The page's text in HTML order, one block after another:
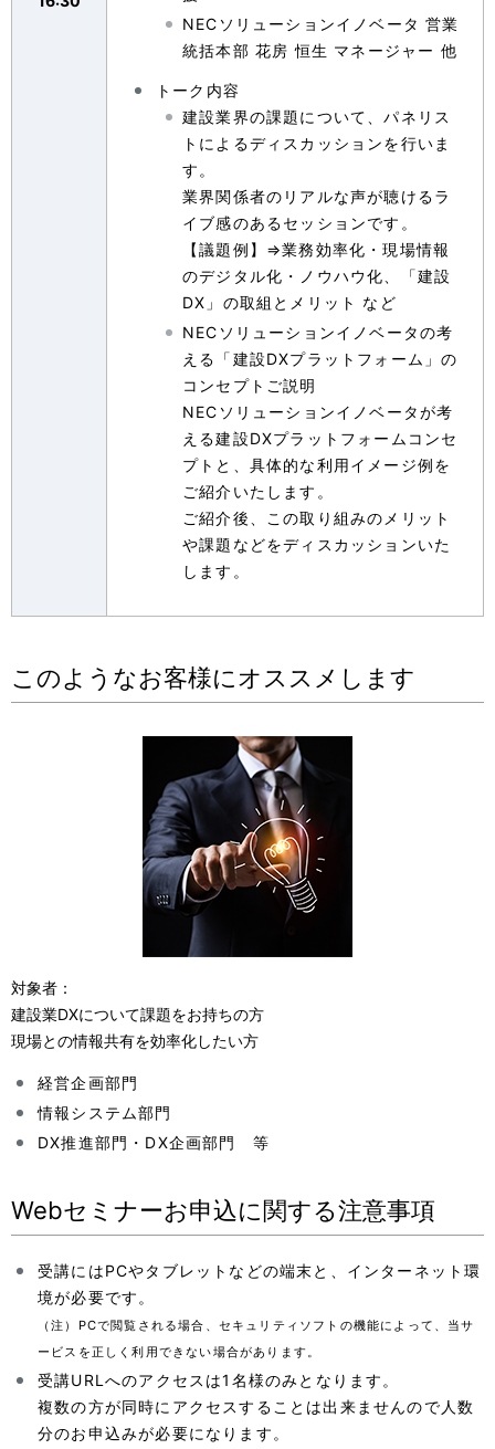
NECソリューションイノベータ 営業
統括本部 花房 恒生 マネージャー 他
トーク内容
建設業界の課題について、パネリス
トによるディスカッションを行いま
す。
業界関係者のリアルな声が聴けるラ
イブ感のあるセッションです。
【議題例】⇒業務効率化・現場情報
のデジタル化・ノウハウ化、「建設
DX」の取組とメリット など
NECソリューションイノベータの考
える「建設DXプラットフォーム」の
コンセプトご説明
NECソリューションイノベータが考
える建設DXプラットフォームコンセ
プトと、具体的な利用イメージ例を
ご紹介いたします。
ご紹介後、この取り組みのメリット
や課題などをディスカッションいた
します。
このようなお客様にオススメします
対象者：
建設業DXについて課題をお持ちの方
現場との情報共有を効率化したい方
経営企画部門
情報システム部門
DX推進部門・DX企画部門 等
Webセミナーお申込に関する注意事項
受講にはPCやタブレットなどの端末と、インターネット環
境が必要です。
（注）PCで閲覧される場合、セキュリティソフトの機能によって、当サ
ービスを正しく利用できない場合があります。
受講URLへのアクセスは1名様のみとなります。
複数の方が同時にアクセスすることは出来ませんので人数
分のお申込みが必要になります。